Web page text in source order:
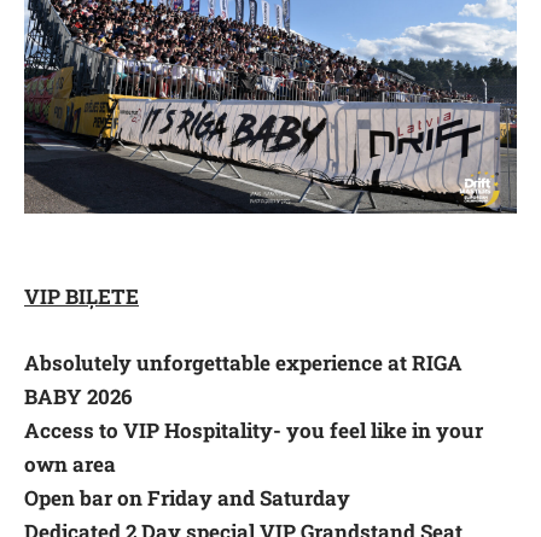
VIP BIĻETE
Absolutely unforgettable experience at RIGA
BABY 2026
Access to VIP Hospitality- you feel like in your
own area
Open bar on Friday and Saturday